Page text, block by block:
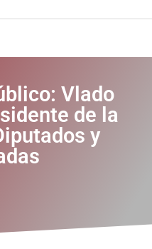
Vlado
de la
y